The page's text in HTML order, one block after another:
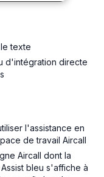
texte
d'intégration directe
l'assistance en
de travail Aircall
Aircall dont la
bleu s'affiche à